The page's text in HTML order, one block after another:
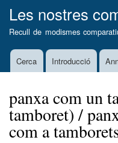
Les nostres
Recull de modismes
MainCerca Introducció
panxa com un
tamboret) /
com a